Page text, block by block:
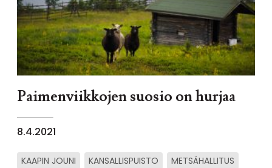
Paimenviikkojen suosio on hurjaa
8.4.2021
KAAPIN JOUNI KANSALLISPUISTO
METSÄHALLITUS